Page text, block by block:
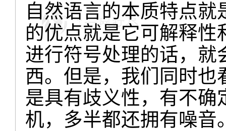
自然语言的本质特点
的优点就是它可解释
进行符号处理的话，就
西。但是，我们同时
是具有歧义性，有不
机，多半都还拥有噪音